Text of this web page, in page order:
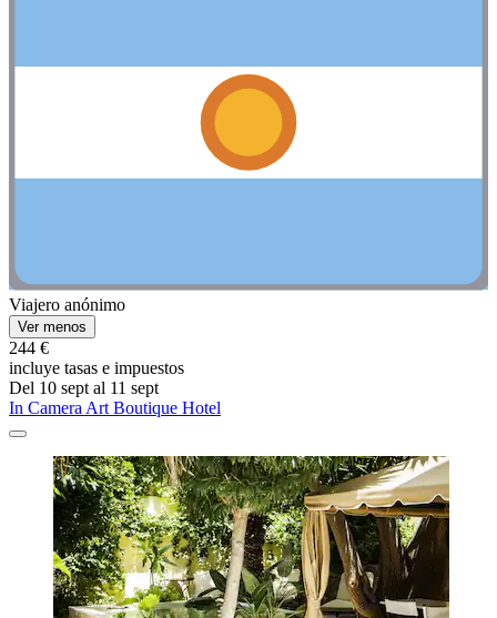
Viajero anónimo
Ver menos
244 €
incluye tasas e impuestos
Del 10 sept al 11 sept
In Camera Art Boutique Hotel